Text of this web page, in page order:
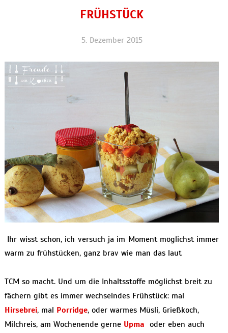
FRÜHSTÜCK
5. Dezember 2015
Ihr wisst schon, ich versuch ja im Moment möglichst immer
warm zu frühstücken, ganz brav wie man das laut
TCM so macht. Und um die Inhaltsstoffe möglichst breit zu
fächern gibt es immer wechselndes Frühstück: mal
Hirsebrei, mal Porridge, oder warmes Müsli, Grießkoch,
Milchreis, am Wochenende gerne Upma oder eben auch